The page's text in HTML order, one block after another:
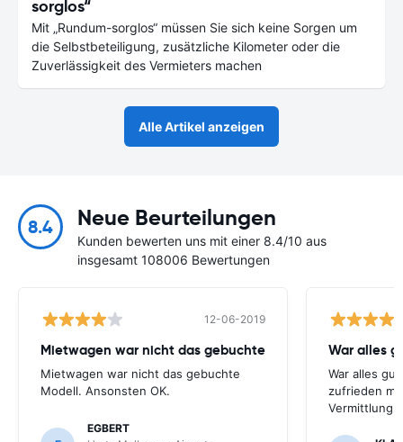
sorglos“
Mit „Rundum-sorglos“ müssen Sie sich keine Sorgen um
die Selbstbeteiligung, zusätzliche Kilometer oder die
Zuverlässigkeit des Vermieters machen
Alle Artikel anzeigen
8.4 Neue Beurteilungen
Kunden bewerten uns mit einer 8.4/10 aus
insgesamt 108006 Bewertungen
12-06-2019
Mietwagen war nicht das gebuchte
Mietwagen war nicht das gebuchte
Modell. Ansonsten OK.
EGBERT
War alles
War alles
zufrieden
Vermittlung